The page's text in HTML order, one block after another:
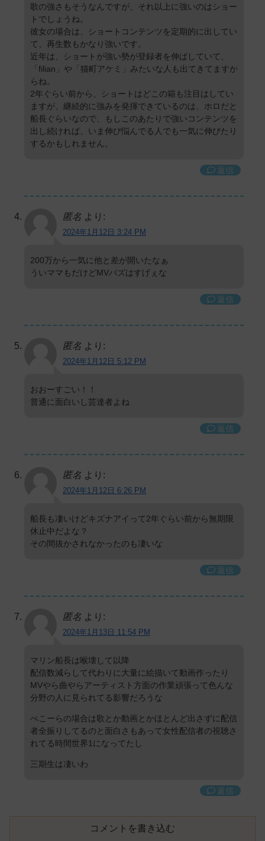
歌の強さもそうなんですが、それ以上に強いのはショー
トでしょうね。
彼女の場合は、ショートコンテンツを定期的に出してい
て、再生数もかなり強いです。
近年は、ショートが強い勢が登録者を伸ばしていて、
「filian」や「猫町アケミ」みたいな人も出てきてますか
らね。
2年ぐらい前から、ショートはどこの箱も注目はしてい
ますが、継続的に強みを発揮できているのは、ホロだと
船長ぐらいなので、もしこのあたりで強いコンテンツを
出し続ければ、いま伸び悩んでる人でも一気に伸びたり
するかもしれません。
返信
匿名 より:
2024年1月12日 3:24 PM
200万から一気に他と差が開いたなぁ
ういママもだけどMVバズはすげぇな
返信
匿名 より:
2024年1月12日 5:12 PM
おおーすごい！！
普通に面白いし芸達者よね
返信
匿名 より:
2024年1月12日 6:26 PM
船長も凄いけどキズナアイって2年ぐらい前から無期限
休止中だよな？
その間抜かされなかったのも凄いな
返信
匿名 より:
2024年1月13日 11:54 PM
マリン船長は喉壊して以降
配信数減らして代わりに大量に絵描いて動画作ったり
MVやら曲やらアーティスト方面の作業頑張って色んな
分野の人に見られてる影響だろうな
ぺこーらの場合は歌とか動画とかほとんど出さずに配信
者全振りしてるのと面白さもあって女性配信者の視聴さ
れてる時間世界1になってたし
三期生は凄いわ
返信
コメントを書き込む